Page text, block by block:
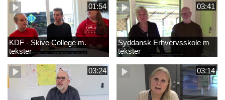
01:54
KDF - Skive College m.
tekster
03:41
Syddansk Erhvervsskole m
tekster
03:24 03:14